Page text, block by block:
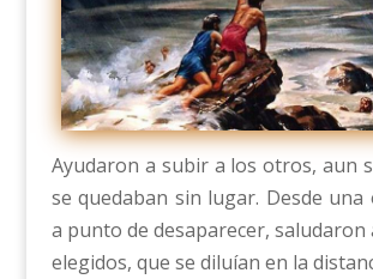
Ayudaron a subir a los otros, aun
se quedaban sin lugar. Desde una
a punto de desaparecer, saludaron
elegidos, que se diluían en la